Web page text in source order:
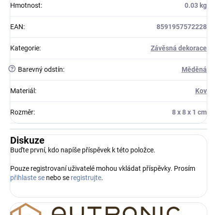
Hmotnost: 0.03 kg
EAN: 8591957572228
Kategorie: Závěsná dekorace
? Barevný odstín: Měděná
Materiál : Kov
Rozměr: 8 x 8 x 1 cm
Diskuze
Buďte první, kdo napíše příspěvek k této položce.
Pouze registrovaní uživatelé mohou vkládat příspěvky. Prosím
přihlaste se nebo se registrujte.